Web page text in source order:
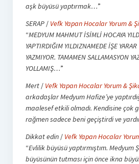
aşk büyüsü yaptırmak…”
SERAP/ Vefk Yapan Hocalar Yorum &
“MEDYUM MAHMUT İSİMLİ HOCAYA
YAPTIRDIĞIM YILDIZNAMEDE İŞE
YAZMIYOR. TAMAMEN SALLAMASYON
YOLLAMIŞ…”
Mert/ Vefk Yapan Hocalar Yorum &
arkadaşlar Medyum Hafize’ye
maalesef etkili olmadı. Kendisine çok
rağmen sadece beni geçiştirdi ve
Dikkat edin/ Vefk Yapan Hocalar
“Evlilik büyüsü yaptırmıştım. Medyum
büyüsünün tutması için önce ikna